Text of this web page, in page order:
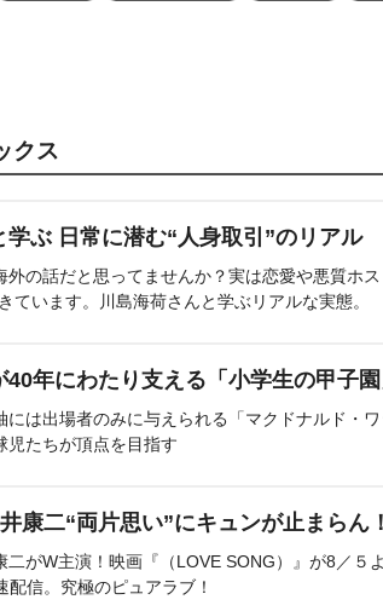
クス
学ぶ 日常に潜む“人身取引”のリアル
外の話だと思ってませんか？実は恋愛や悪質ホ
ています。川島海荷さんと学ぶリアルな実態。
年にわたり支える「小学生の甲子園
には出場者のみに与えられる「マクドナルド・
児たちが頂点を目指す
康二“両片思い”にキュンが止まらん！
二がW主演！映画『（LOVE SONG）』が8／５
信。究極のピュアラブ！